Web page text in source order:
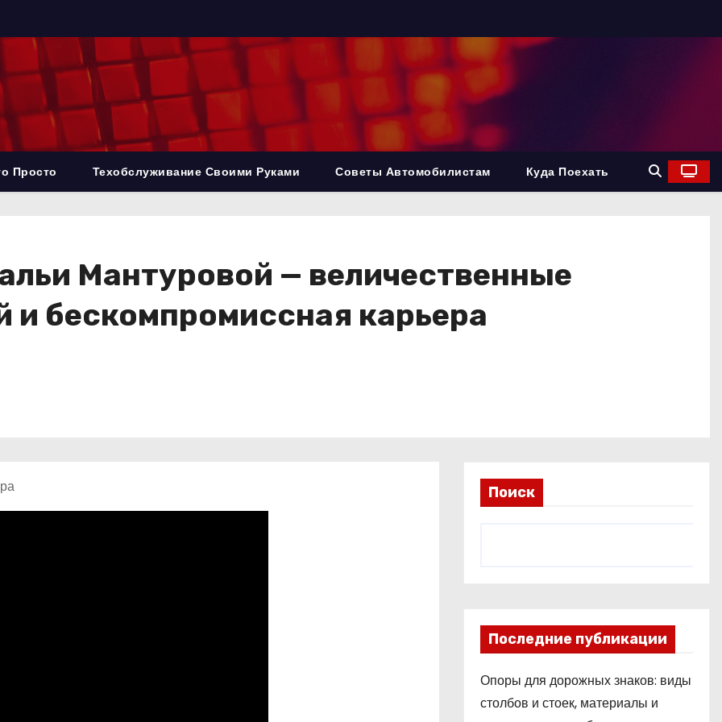
Просто Техобслуживание Своими Руками Советы Автомобилистам Куда Поехать
Мантуровой — величественные
бескомпромиссная карьера
Поиск
Последние публикации
Опоры для дорожных знаков: виды
столбов и стоек, материалы и